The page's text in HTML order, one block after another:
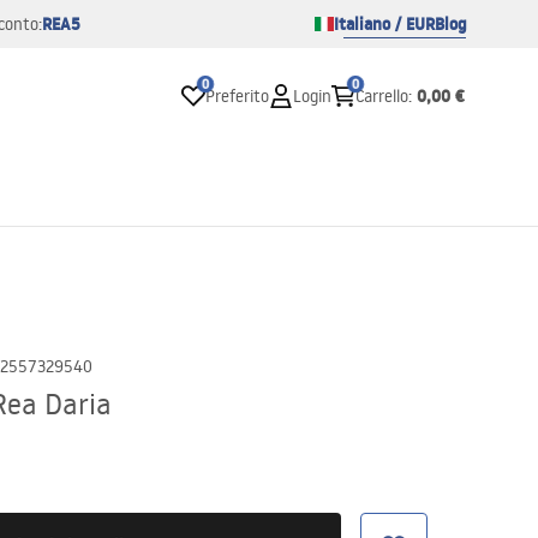
REA5 Italiano / EURBlog
0
Preferito Login
0
Carrello: 0,00 €
Daria